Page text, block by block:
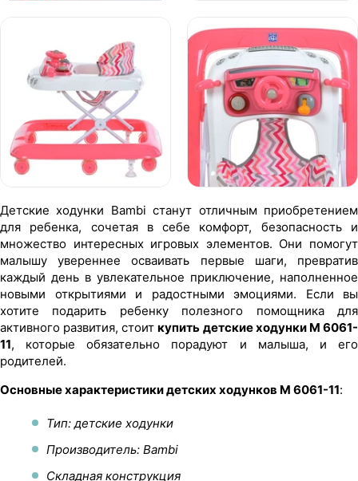
Детские ходунки Bambi станут отличным приобретением
для ребенка, сочетая в себе комфорт, безопасность и
множество интересных игровых элементов. Они помогут
малышу увереннее осваивать первые шаги, превратив
каждый день в увлекательное приключение, наполненное
новыми открытиями и радостными эмоциями. Если вы
хотите подарить ребенку полезного помощника для
активного развития, стоиткупить детские ходунки M 6061-
11, которые обязательно порадуют и малыша, и его
родителей.
Основные характеристики детских ходунков M 6061-11:
Тип: детские ходунки
Производитель: Bambi
Складная конструкция